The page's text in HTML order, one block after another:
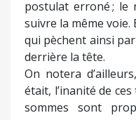
postulat erroné ; le
suivre la même voie.
qui pèchent ainsi
derrière la tête.
On notera
était, l’inanité de
sommes sont